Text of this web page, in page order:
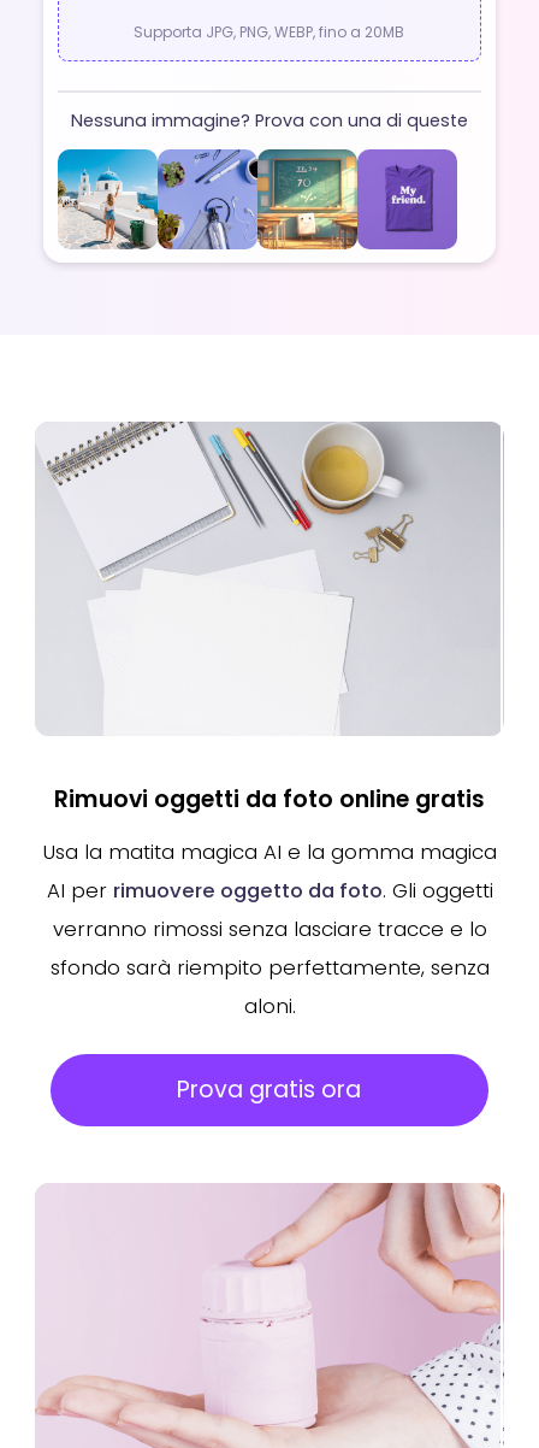
Supporta JPG, PNG, WEBP, fino a 20MB
Nessuna immagine? Prova con una di queste
Rimuovi oggetti da foto online gratis
Usa la matita magica AI e la gomma magica
AI per rimuovere oggetto da foto. Gli oggetti
verranno rimossi senza lasciare tracce e lo
sfondo sarà riempito perfettamente, senza
aloni.
Prova gratis ora